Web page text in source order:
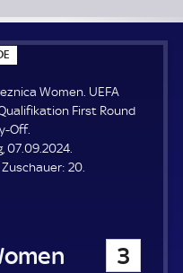
P
E
E
N
D
E
Women. UEFA
First Round
Off.
07.09.2024.
Zuschauer: Z
20.
3